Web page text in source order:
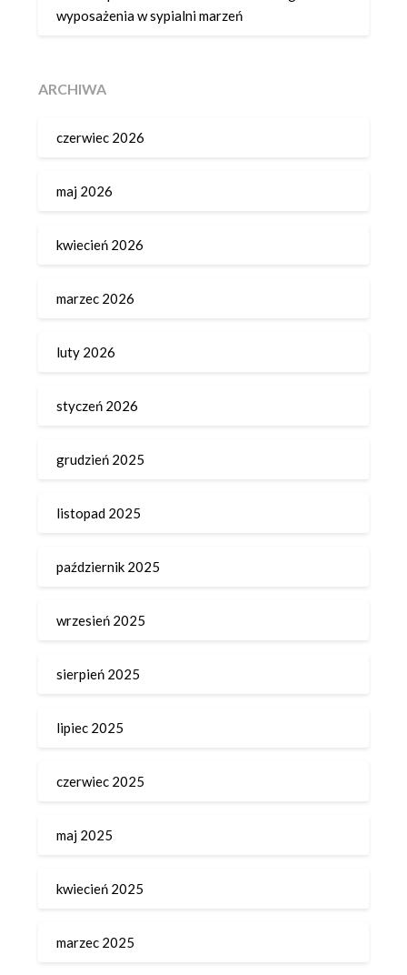
wyposażenia w sypialni marzeń
ARCHIWA
czerwiec 2026
maj 2026
kwiecień 2026
marzec 2026
luty 2026
styczeń 2026
grudzień 2025
listopad 2025
październik 2025
wrzesień 2025
sierpień 2025
lipiec 2025
czerwiec 2025
maj 2025
kwiecień 2025
marzec 2025